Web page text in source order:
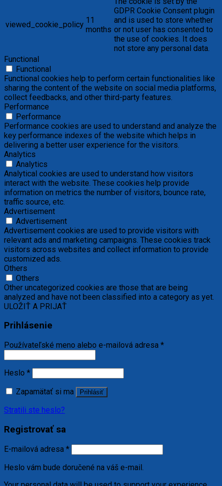
viewed_cookie_policy 11
months
GDPR Cookie Consent plugin
and is used to store whether
or not user has consented to
the use of cookies. It does
not store any personal data.
Functional
Functional
Functional cookies help to perform certain functionalities like
sharing the content of the website on social media platforms,
collect feedbacks, and other third-party features.
Performance
Performance
Performance cookies are used to understand and analyze the
key performance indexes of the website which helps in
delivering a better user experience for the visitors.
Analytics
Analytics
Analytical cookies are used to understand how visitors
interact with the website. These cookies help provide
information on metrics the number of visitors, bounce rate,
traffic source, etc.
Advertisement
Advertisement
Advertisement cookies are used to provide visitors with
relevant ads and marketing campaigns. These cookies track
visitors across websites and collect information to provide
customized ads.
Others
Others
Other uncategorized cookies are those that are being
analyzed and have not been classified into a category as yet.
ULOŽIŤ A PRIJAŤ
Prihlásenie
Používateľské meno alebo e-mailová adresa *
Heslo *
Zapamätať si ma
Prihlásiť
Stratili ste heslo?
Registrovať sa
E-mailová adresa *
Heslo vám bude doručené na váš e-mail.